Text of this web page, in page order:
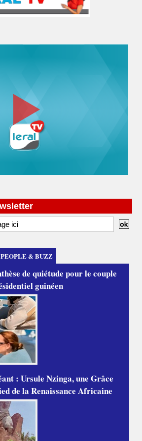
PEOPLE & BUZZ
de quiétude pour le couple
guinéen
: Ursule Nzinga, une Grâce
de la Renaissance Africaine